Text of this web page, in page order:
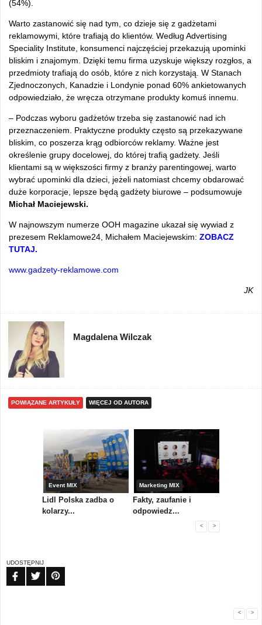
(54%).
Warto zastanowić się nad tym, co dzieje się z gadżetami
reklamowymi, które trafiają do klientów. Według Advertising
Speciality Institute, konsumenci najczęściej przekazują upominki
bliskim i znajomym. Dzięki temu firma uzyskuje większy rozgłos, a
przedmioty trafiają do osób, które z nich korzystają. W Stanach
Zjednoczonych, Kanadzie i Londynie ponad 60% ankietowanych
odpowiedziało, że wręcza otrzymane produkty komuś innemu.
– Podczas wyboru gadżetów trzeba się zastanowić nad ich
przeznaczeniem. Praktyczne produkty często są przekazywane
bliskim, co poszerza krąg odbiorców reklamy. Ważne jest
określenie grupy docelowej, do której trafią gadżety. Jeśli
klientami są w większości firmy z branży parentingowej, warto
wybrać upominki dla dzieci, jeżeli natomiast chcemy obdarować
duże korporacje, lepsze będą gadżety biurowe – podsumowuje
Michał Maciejewski.
W najnowszym numerze OOH magazine ukazał się wywiad z
prezesem Reklamowe24, Michałem Maciejewskim: ZOBACZ
TUTAJ.
www.gadzety-reklamowe.com
JK
Magdalena Wilczak
POWIĄZANE ARTYKUŁY WIĘCEJ OD AUTORA
Event MIX
Lidl Polska zadba o
kolarzy...
Marketing MIX
Fakty, zaufanie i
odpowiedz...
< >
UDOSTĘPNIJ
< >